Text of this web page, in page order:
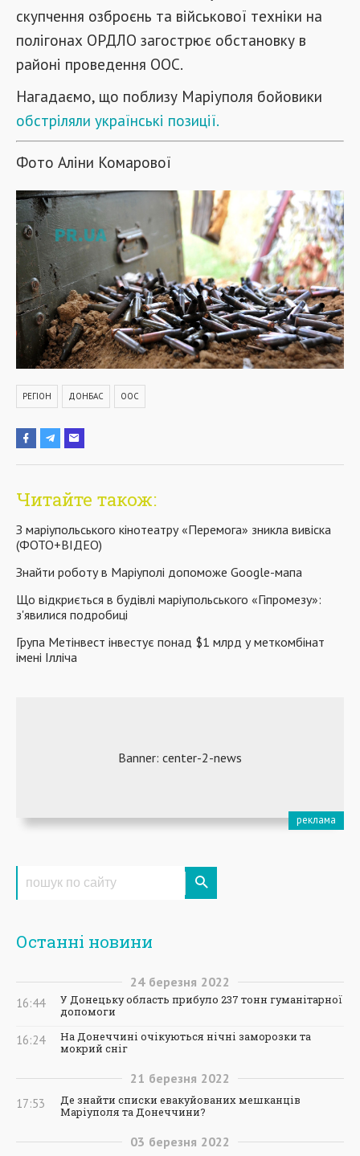
скупчення озброєнь та військової техніки на
полігонах ОРДЛО загострює обстановку в
районі проведення ООС.
Нагадаємо, що поблизу Маріуполя бойовики
обстріляли українські позиції.
Фото Аліни Комарової
РЕГІОН ДОНБАС ООС
Читайте також:
З маріупольського кінотеатру «Перемога» зникла вивіска
(ФОТО+ВІДЕО)
Знайти роботу в Маріуполі допоможе Google-мапа
Що відкриється в будівлі маріупольського «Гіпромезу»:
з'явилися подробиці
Група Метінвест інвестує понад $1 млрд у меткомбінат
імені Ілліча
Останні новини
24 березня 2022
16:44
У Донецьку область прибуло 237 тонн гуманітарної
допомоги
16:24
На Донеччині очікуються нічні заморозки та
мокрий сніг
21 березня 2022
17:53
Де знайти списки евакуйованих мешканців
Маріуполя та Донеччини?
03 березня 2022